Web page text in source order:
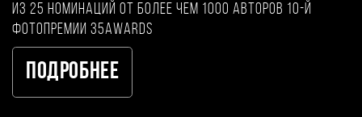
из 25 номинаций от более чем 1000 авторов 10-й
фотопремии 35AWARDS
Подробнее